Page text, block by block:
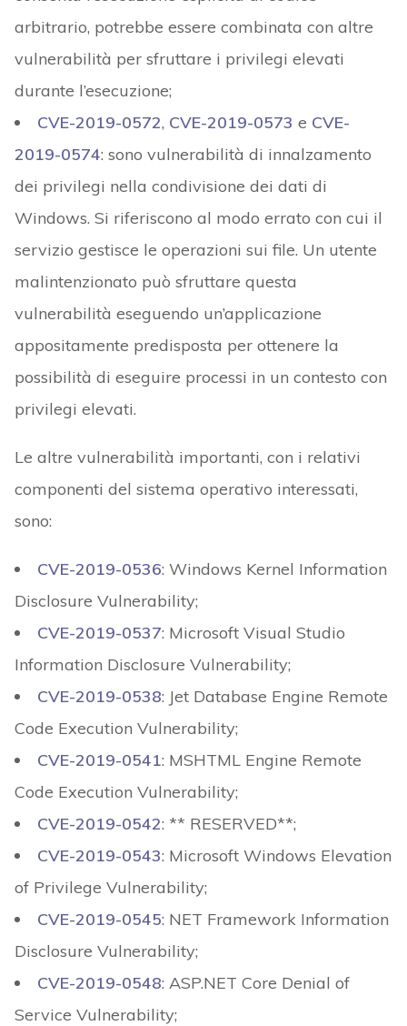
arbitrario, potrebbe essere combinata con altre
vulnerabilità per sfruttare i privilegi elevati
durante l’esecuzione;
CVE-2019-0572, CVE-2019-0573 e CVE-
2019-0574: sono vulnerabilità di innalzamento
dei privilegi nella condivisione dei dati di
Windows. Si riferiscono al modo errato con cui il
servizio gestisce le operazioni sui file. Un utente
malintenzionato può sfruttare questa
vulnerabilità eseguendo un’applicazione
appositamente predisposta per ottenere la
possibilità di eseguire processi in un contesto con
privilegi elevati.
Le altre vulnerabilità importanti, con i relativi
componenti del sistema operativo interessati,
sono:
CVE-2019-0536: Windows Kernel Information
Disclosure Vulnerability;
CVE-2019-0537: Microsoft Visual Studio
Information Disclosure Vulnerability;
CVE-2019-0538: Jet Database Engine Remote
Code Execution Vulnerability;
CVE-2019-0541: MSHTML Engine Remote
Code Execution Vulnerability;
CVE-2019-0542: ** RESERVED**;
CVE-2019-0543: Microsoft Windows Elevation
of Privilege Vulnerability;
CVE-2019-0545: NET Framework Information
Disclosure Vulnerability;
CVE-2019-0548: ASP.NET Core Denial of
Service Vulnerability;